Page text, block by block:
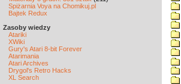
Spiżarnia Voya na Chomikuj.pl
Bajtek Redux
Zasoby wiedzy
Atariki
XWiki
Gury's Atari 8-bit Forever
Atarimania
Atari Archives
Drygol's Retro Hacks
XL Search